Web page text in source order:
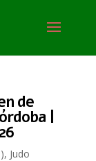
de
|
, Judo